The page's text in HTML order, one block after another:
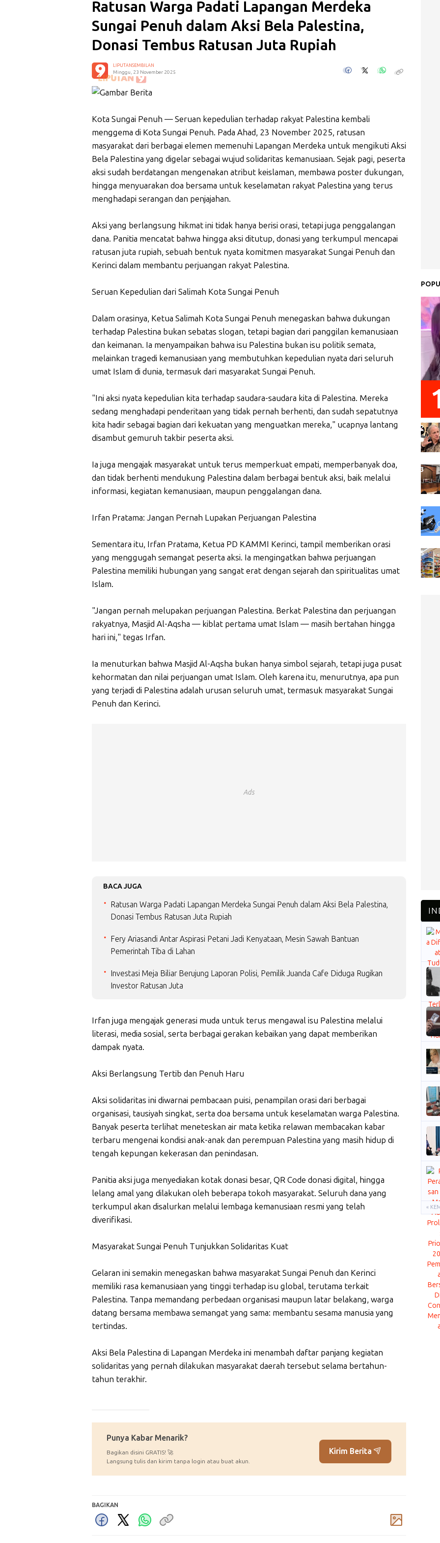
Ratusan Warga Padati Lapangan Merdeka
Sungai Penuh dalam Aksi Bela Palestina,
Donasi Tembus Ratusan Juta Rupiah
LIPUTANSEMBILAN
Minggu, 23 November 2025
Kota Sungai Penuh — Seruan kepedulian terhadap rakyat Palestina kembali
menggema di Kota Sungai Penuh. Pada Ahad, 23 November 2025, ratusan
masyarakat dari berbagai elemen memenuhi Lapangan Merdeka untuk mengikuti Aksi
Bela Palestina yang digelar sebagai wujud solidaritas kemanusiaan. Sejak pagi, peserta
aksi sudah berdatangan mengenakan atribut keislaman, membawa poster dukungan,
hingga menyuarakan doa bersama untuk keselamatan rakyat Palestina yang terus
menghadapi serangan dan penjajahan.
Aksi yang berlangsung hikmat ini tidak hanya berisi orasi, tetapi juga penggalangan
dana. Panitia mencatat bahwa hingga aksi ditutup, donasi yang terkumpul mencapai
ratusan juta rupiah, sebuah bentuk nyata komitmen masyarakat Sungai Penuh dan
Kerinci dalam membantu perjuangan rakyat Palestina.
Seruan Kepedulian dari Salimah Kota Sungai Penuh
Dalam orasinya, Ketua Salimah Kota Sungai Penuh menegaskan bahwa dukungan
terhadap Palestina bukan sebatas slogan, tetapi bagian dari panggilan kemanusiaan
dan keimanan. Ia menyampaikan bahwa isu Palestina bukan isu politik semata,
melainkan tragedi kemanusiaan yang membutuhkan kepedulian nyata dari seluruh
umat Islam di dunia, termasuk dari masyarakat Sungai Penuh.
"Ini aksi nyata kepedulian kita terhadap saudara-saudara kita di Palestina. Mereka
sedang menghadapi penderitaan yang tidak pernah berhenti, dan sudah sepatutnya
kita hadir sebagai bagian dari kekuatan yang menguatkan mereka," ucapnya lantang
disambut gemuruh takbir peserta aksi.
Ia juga mengajak masyarakat untuk terus memperkuat empati, memperbanyak doa,
dan tidak berhenti mendukung Palestina dalam berbagai bentuk aksi, baik melalui
informasi, kegiatan kemanusiaan, maupun penggalangan dana.
Irfan Pratama: Jangan Pernah Lupakan Perjuangan Palestina
Sementara itu, Irfan Pratama, Ketua PD KAMMI Kerinci, tampil memberikan orasi
yang menggugah semangat peserta aksi. Ia mengingatkan bahwa perjuangan
Palestina memiliki hubungan yang sangat erat dengan sejarah dan spiritualitas umat
Islam.
"Jangan pernah melupakan perjuangan Palestina. Berkat Palestina dan perjuangan
rakyatnya, Masjid Al-Aqsha — kiblat pertama umat Islam — masih bertahan hingga
hari ini," tegas Irfan.
Ia menuturkan bahwa Masjid Al-Aqsha bukan hanya simbol sejarah, tetapi juga pusat
kehormatan dan nilai perjuangan umat Islam. Oleh karena itu, menurutnya, apa pun
yang terjadi di Palestina adalah urusan seluruh umat, termasuk masyarakat Sungai
Penuh dan Kerinci.
Ads
BACA JUGA
Ratusan Warga Padati Lapangan Merdeka Sungai Penuh dalam Aksi Bela Palestina,
Donasi Tembus Ratusan Juta Rupiah
Fery Ariasandi Antar Aspirasi Petani Jadi Kenyataan, Mesin Sawah Bantuan
Pemerintah Tiba di Lahan
Investasi Meja Biliar Berujung Laporan Polisi, Pemilik Juanda Cafe Diduga Rugikan
Investor Ratusan Juta
Irfan juga mengajak generasi muda untuk terus mengawal isu Palestina melalui
literasi, media sosial, serta berbagai gerakan kebaikan yang dapat memberikan
dampak nyata.
Aksi Berlangsung Tertib dan Penuh Haru
Aksi solidaritas ini diwarnai pembacaan puisi, penampilan orasi dari berbagai
organisasi, tausiyah singkat, serta doa bersama untuk keselamatan warga Palestina.
Banyak peserta terlihat meneteskan air mata ketika relawan membacakan kabar
terbaru mengenai kondisi anak-anak dan perempuan Palestina yang masih hidup di
tengah kepungan kekerasan dan penindasan.
Panitia aksi juga menyediakan kotak donasi besar, QR Code donasi digital, hingga
lelang amal yang dilakukan oleh beberapa tokoh masyarakat. Seluruh dana yang
terkumpul akan disalurkan melalui lembaga kemanusiaan resmi yang telah
diverifikasi.
Masyarakat Sungai Penuh Tunjukkan Solidaritas Kuat
Gelaran ini semakin menegaskan bahwa masyarakat Sungai Penuh dan Kerinci
memiliki rasa kemanusiaan yang tinggi terhadap isu global, terutama terkait
Palestina. Tanpa memandang perbedaan organisasi maupun latar belakang, warga
datang bersama membawa semangat yang sama: membantu sesama manusia yang
tertindas.
Aksi Bela Palestina di Lapangan Merdeka ini menambah daftar panjang kegiatan
solidaritas yang pernah dilakukan masyarakat daerah tersebut selama bertahun-
tahun terakhir.
Punya Kabar Menarik?
Bagikan disini GRATIS! 🚀
Langsung tulis dan kirim tanpa login atau buat akun.
Kirim Berita
BAGIKAN
«